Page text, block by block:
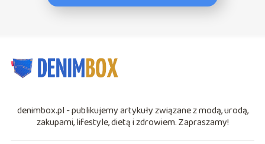
denimbox.pl - publikujemy artykuły związane z modą, urodą,
zakupami, lifestyle, dietą i zdrowiem. Zapraszamy!